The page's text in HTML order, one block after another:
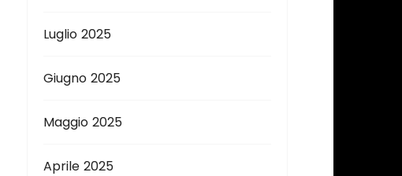
Luglio 2025
Giugno 2025
Maggio 2025
Aprile 2025